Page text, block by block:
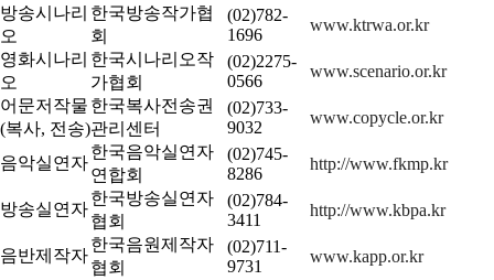
방송시나리
오
한국방송작가협
회
(02)782-
1696
www.ktrwa.or.kr
영화시나리
오
한국시나리오작
가협회
(02)2275-
0566
www.scenario.or.kr
어문저작물
(복사, 전송)
한국복사전송권
관리센터
(02)733-
9032
www.copycle.or.kr
음악실연자
한국음악실연자
연합회
(02)745-
8286
http://www.fkmp.kr
방송실연자
한국방송실연자
협회
(02)784-
3411
http://www.kbpa.kr
음반제작자
한국음원제작자
협회
(02)711-
9731
www.kapp.or.kr